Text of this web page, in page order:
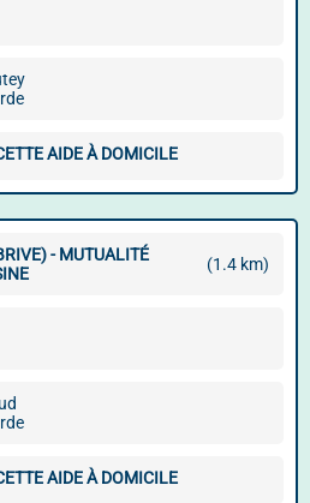
AIDE À DOMICILE
- MUTUALITÉ
(1.4 km)
AIDE À DOMICILE